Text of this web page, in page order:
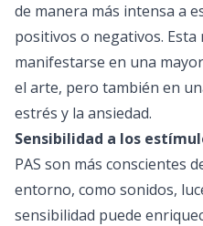
de manera más intensa a
positivos o negativos. Esta
manifestarse en una
el arte, pero también en
estrés y la ansiedad.
Sensibilidad a los
PAS son más conscientes
entorno, como sonidos,
sensibilidad puede